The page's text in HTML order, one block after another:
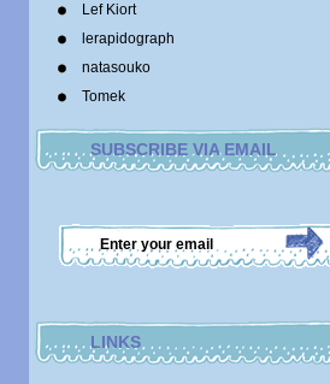
Lef Kiort
lerapidograph
natasouko
Tomek
SUBSCRIBE VIA EMAIL
LINKS